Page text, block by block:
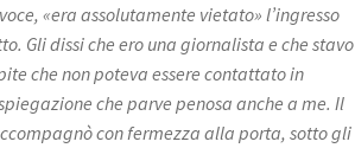
«era assolutamente vietato» l’ingresso
Gli dissi che ero una giornalista e che stavo
che non poteva essere contattato in
che parve penosa anche a me. Il
con fermezza alla porta, sotto gli